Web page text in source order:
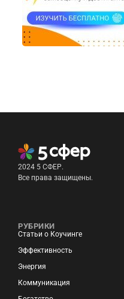
2024 5 СФЕР.
Все права защищены.
РУБРИКИ
Статьи о Коучинге
Эффективность
Энергия
Коммуникация